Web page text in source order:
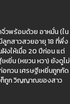
วพร้อมด้วย อาหมั่น (ใน
ลูกสาวสวยอายุ 18 ที่พึ่ง
ฝังให้เมื่อ 20 ปีก่อน แต่
หยิ่น (หยวน หวา) ยังดูไม่
กวน เศรษฐีเหยิ่นถูกกัด
ก็ถูก วิญญาณของสาว